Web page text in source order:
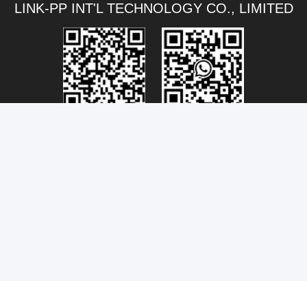
LINK-PP INT'L TECHNOLOGY CO., LIMITED